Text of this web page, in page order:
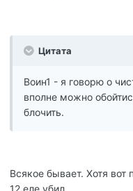
Цитата
Воин1 - я говорю о
вполне можно
блочить.
Всякое бывает. Хотя